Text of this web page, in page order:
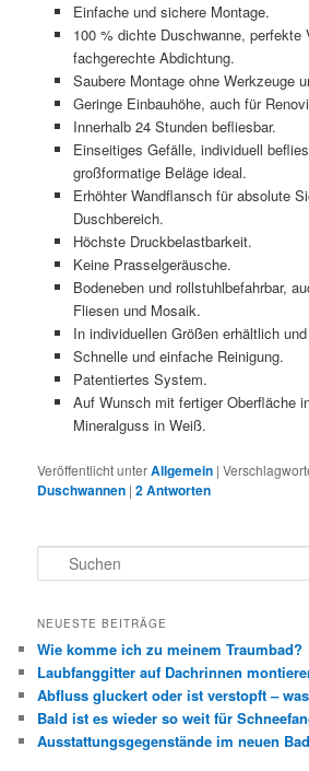
Einfache und sichere Montage.
100 % dichte Duschwanne, perfekte
fachgerechte Abdichtung.
Saubere Montage ohne Werkzeuge
Geringe Einbauhöhe, auch für
Innerhalb 24 Stunden befliesbar.
Einseitiges Gefälle, individuell
großformatige Beläge ideal.
Erhöhter Wandflansch für absolute
Duschbereich.
Höchste Druckbelastbarkeit.
Keine Prasselgeräusche.
Bodeneben und rollstuhlbefahrbar,
Fliesen und Mosaik.
In individuellen Größen erhältlich
Schnelle und einfache Reinigung.
Patentiertes System.
Auf Wunsch mit fertiger Oberfläche
Mineralguss in Weiß.
Veröffentlicht unterAllgemein |
Duschwannen |2Antworten
u
h
n
NEUESTE BEITRÄGE
Wie komme ich zu meinem Traumbad?
Laubfanggitter auf Dachrinnen
Abfluss gluckert oder ist verstopft –
Bald ist es wieder so weit für
Ausstattungsgegenstände im neuen Bad